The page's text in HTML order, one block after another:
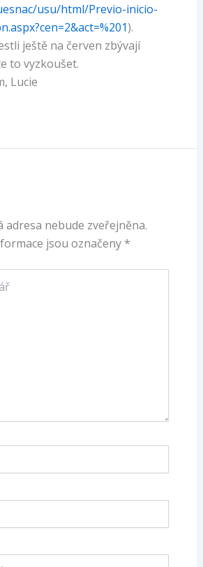
usu/html/Previo-inicio-
).
ještě na červen zbývají
to vyzkoušet.
Lucie
adresa nebude zveřejněna.
jsou označeny *